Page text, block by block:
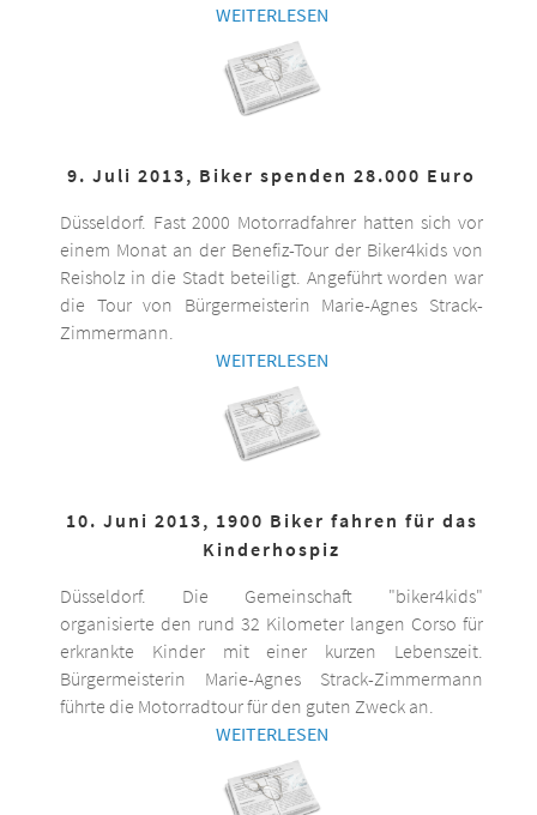
WEITERLESEN
9. Juli 2013, Biker spenden 28.000 Euro
Düsseldorf. Fast 2000 Motorradfahrer hatten sich vor
einem Monat an der Benefiz-Tour der Biker4kids von
Reisholz in die Stadt beteiligt. Angeführt worden war
die Tour von Bürgermeisterin Marie-Agnes Strack-
Zimmermann.
WEITERLESEN
10. Juni 2013, 1900 Biker fahren für das
Kinderhospiz
Düsseldorf. Die Gemeinschaft "biker4kids"
organisierte den rund 32 Kilometer langen Corso für
erkrankte Kinder mit einer kurzen Lebenszeit.
Bürgermeisterin Marie-Agnes Strack-Zimmermann
führte die Motorradtour für den guten Zweck an.
WEITERLESEN